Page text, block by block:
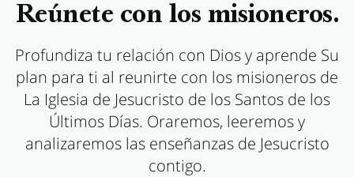
Reúnete con los misioneros.
Profundiza tu relación con Dios y aprende Su
plan para ti al reunirte con los misioneros de
La Iglesia de Jesucristo de los Santos de los
Últimos Días. Oraremos, leeremos y
analizaremos las enseñanzas de Jesucristo
contigo.